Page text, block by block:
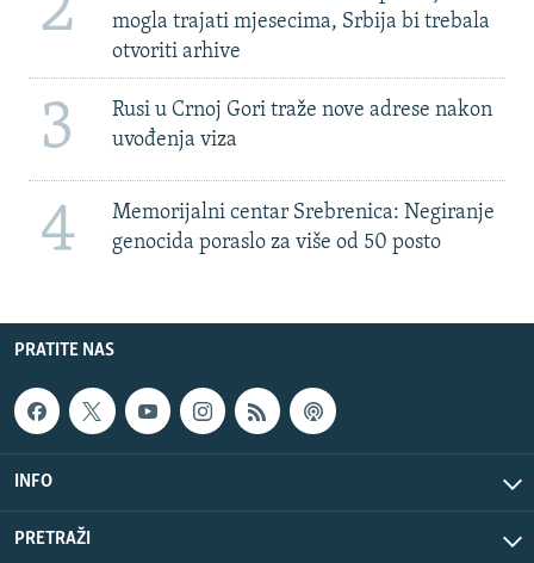
mogla trajati mjesecima, Srbija bi trebala
otvoriti arhive
3
Rusi u Crnoj Gori traže nove adrese nakon
uvođenja viza
4
Memorijalni centar Srebrenica: Negiranje
genocida poraslo za više od 50 posto
PRATITE NAS
INFO
PRETRAŽI